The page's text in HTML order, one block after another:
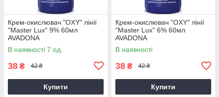
Крем-окислювач "OXY" лінії
"Master Luх" 9% 60мл
AVADONA
В наявності 7 од.
38 ₴ 42 ₴
Купити
Крем-окислювач "OXY" лінії
"Master Luх" 6% 60мл
AVADONA
В наявності
38 ₴ 42 ₴
Купити